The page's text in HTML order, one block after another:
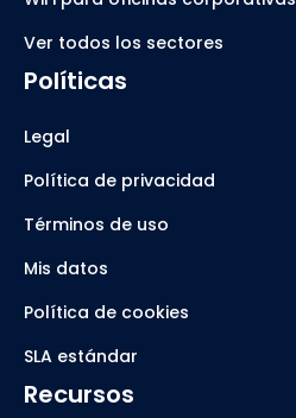
Ver todos los sectores
Políticas
Legal
Política de privacidad
Términos de uso
Mis datos
Política de cookies
SLA estándar
Recursos